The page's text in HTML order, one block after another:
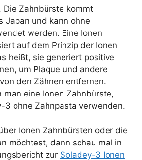
Die Zahnbürste kommt
Japan und kann ohne
werden. Eine Ionen
auf dem Prinzip der Ionen
heißt, sie generiert positive
um Plaque und andere
den Zähnen entfernen.
man eine Ionen Zahnbürste,
3 ohne Zahnpasta verwenden.
Ionen Zahnbürsten oder die
möchtest, dann schau mal in
zur Soladey-3 Ionen